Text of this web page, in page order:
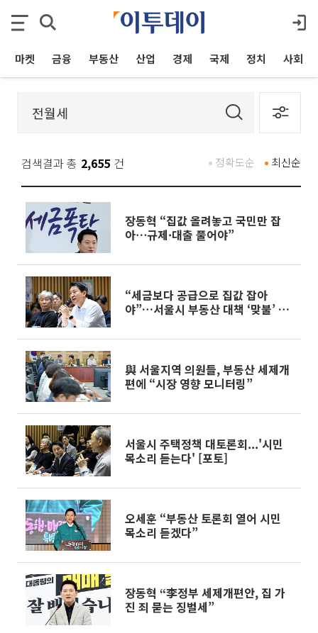
마켓 금융 부동산 산업 경제 국제 정치 사회
검색결과 총 2,655 건 최신순
정확도순
장동혁 “집값 올려놓고 국민만 잡
아⋯규제·대출 풀어야”
“세금보다 공급으로 집값 잡아
야”…서울시 부동산 대책 ‘맞불’ 토
與 서울지역 의원들, 부동산 세제개
편에 “시장 영향 모니터링”
서울시 주택정책 대토론회...'시민
목소리 듣는다' [포토]
오세훈 “부동산 토론회 열어 시민
목소리 듣겠다”
장동혁 “李정부 세제개편안, 집 가
진 죄 묻는 징벌세”